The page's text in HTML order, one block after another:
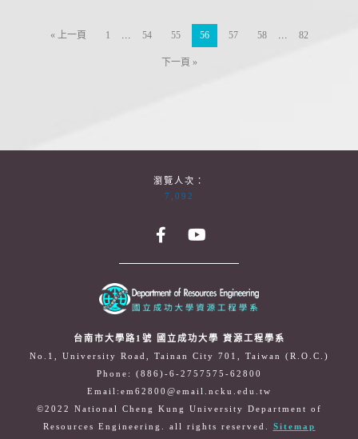
« 上一頁 1 ... 54 55 56 57 58 ... 82
下一頁 »
瀏覽人次：
7,092
台南市大學路1號 國立成功大學 資源工程學系
No.1, University Road, Tainan City 701, Taiwan (R.O.C.)
Phone: (886)-6-2757575-62800
Email:em62800@email.ncku.edu.tw
©2022 National Cheng Kung University Department of
Resources Engineering. all rights reserved. Sitemap